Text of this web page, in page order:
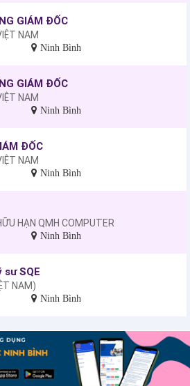
GIÁM ĐỐC
NAM
Ninh Bình
GIÁM ĐỐC
NAM
Ninh Bình
ĐỐC
NAM
Ninh Bình
HẠN QMH COMPUTER
Ninh Bình
SQE
NAM)
Ninh Bình